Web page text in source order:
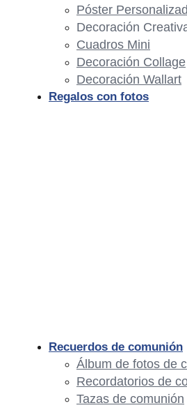
Póster
Decoración
Cuadros Mini
Decoración Collage
Decoración Wallart
Regalos con fotos
Recuerdos de comunión
Álbum de fotos de
Recordatorios de
Tazas de comunión